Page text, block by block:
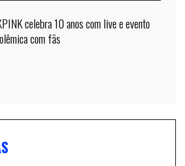
celebra 10 anos com live e evento
com fãs